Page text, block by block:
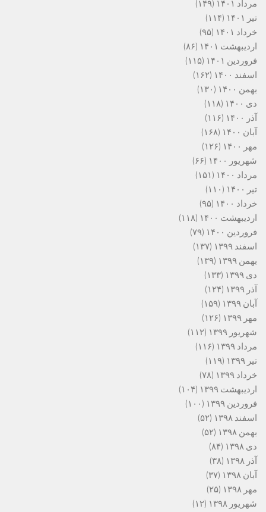
مرداد ۱۴۰۱
(۱۴۹)
تیر ۱۴۰۱
(۱۱۴)
خرداد ۱۴۰۱
(۹۵)
اردیبهشت ۱۴۰۱
(۸۶)
فروردین ۱۴۰۱
(۱۱۵)
اسفند ۱۴۰۰
(۱۶۲)
بهمن ۱۴۰۰
(۱۳۰)
دی ۱۴۰۰
(۱۱۸)
آذر ۱۴۰۰
(۱۱۶)
آبان ۱۴۰۰
(۱۶۸)
مهر ۱۴۰۰
(۱۲۶)
شهریور ۱۴۰۰
(۶۶)
مرداد ۱۴۰۰
(۱۵۱)
تیر ۱۴۰۰
(۱۱۰)
خرداد ۱۴۰۰
(۹۵)
اردیبهشت ۱۴۰۰
(۱۱۸)
فروردین ۱۴۰۰
(۷۹)
اسفند ۱۳۹۹
(۱۳۷)
بهمن ۱۳۹۹
(۱۳۹)
دی ۱۳۹۹
(۱۳۳)
آذر ۱۳۹۹
(۱۲۴)
آبان ۱۳۹۹
(۱۵۹)
مهر ۱۳۹۹
(۱۲۶)
شهریور ۱۳۹۹
(۱۱۲)
مرداد ۱۳۹۹
(۱۱۶)
تیر ۱۳۹۹
(۱۱۹)
خرداد ۱۳۹۹
(۷۸)
اردیبهشت ۱۳۹۹
(۱۰۴)
فروردین ۱۳۹۹
(۱۰۰)
اسفند ۱۳۹۸
(۵۲)
بهمن ۱۳۹۸
(۵۲)
دی ۱۳۹۸
(۸۴)
آذر ۱۳۹۸
(۳۸)
آبان ۱۳۹۸
(۳۷)
مهر ۱۳۹۸
(۲۵)
شهریور ۱۳۹۸
(۱۲)